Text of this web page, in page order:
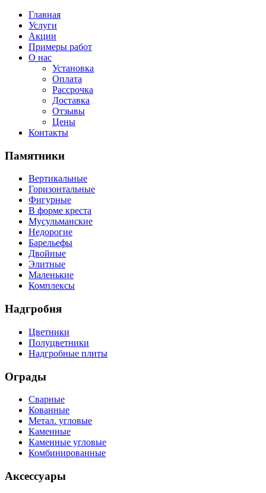
Главная
Услуги
Акции
Примеры работ
О нас
Установка
Оплата
Рассрочка
Доставка
Отзывы
Цены
Контакты
Памятники
Вертикальные
Горизонтальные
Фигурные
В форме креста
Мусульманские
Недорогие
Барельефы
Двойные
Элитные
Маленькие
Комплексы
Надгробия
Цветники
Полуцветники
Надгробные плиты
Ограды
Сварные
Кованные
Метал. угловые
Каменные
Каменные угловые
Комбинированные
Аксессуары